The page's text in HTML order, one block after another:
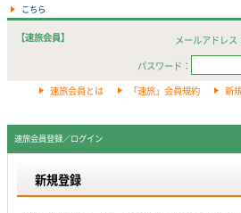
こちら
【速旅会員】
メールアドレス
パスワード：
速旅会員とは 「速旅」会員規約 新
速旅会員登録／ログイン
新規登録